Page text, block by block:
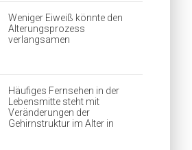
Weniger Eiweiß könnte den
Alterungsprozess
verlangsamen
Häufiges Fernsehen in der
Lebensmitte steht mit
Veränderungen der
Gehirnstruktur im Alter in